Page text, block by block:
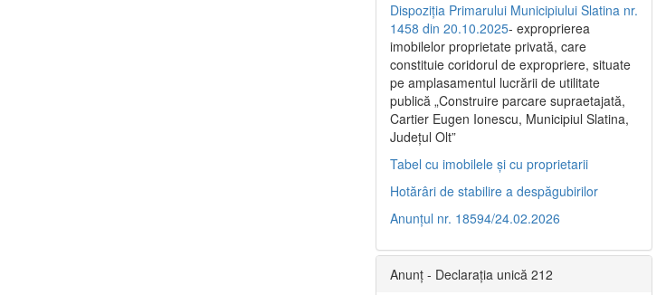
Dispoziția Primarului Municipiului Slatina nr.
1458 din 20.10.2025- exproprierea
imobilelor proprietate privată, care
constituie coridorul de expropriere, situate
pe amplasamentul lucrării de utilitate
publică „Construire parcare supraetajată,
Cartier Eugen Ionescu, Municipiul Slatina,
Județul Olt”
Tabel cu imobilele și cu proprietarii
Hotărâri de stabilire a despăgubirilor
Anunțul nr. 18594/24.02.2026
Anunț - Declarația unică 212